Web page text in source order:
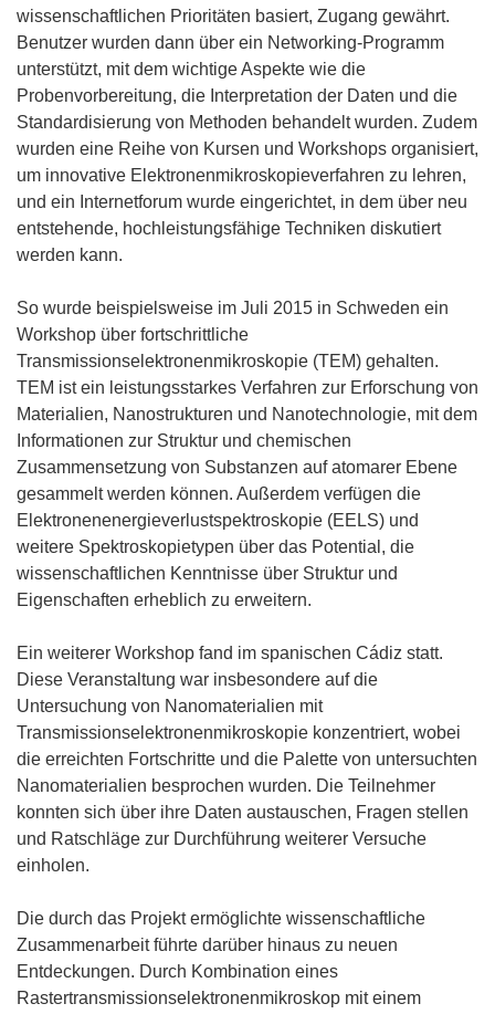
wissenschaftlichen Prioritäten basiert, Zugang gewährt.
Benutzer wurden dann über ein Networking-Programm
unterstützt, mit dem wichtige Aspekte wie die
Probenvorbereitung, die Interpretation der Daten und die
Standardisierung von Methoden behandelt wurden. Zudem
wurden eine Reihe von Kursen und Workshops organisiert,
um innovative Elektronenmikroskopieverfahren zu lehren,
und ein Internetforum wurde eingerichtet, in dem über neu
entstehende, hochleistungsfähige Techniken diskutiert
werden kann.
So wurde beispielsweise im Juli 2015 in Schweden ein
Workshop über fortschrittliche
Transmissionselektronenmikroskopie (TEM) gehalten.
TEM ist ein leistungsstarkes Verfahren zur Erforschung von
Materialien, Nanostrukturen und Nanotechnologie, mit dem
Informationen zur Struktur und chemischen
Zusammensetzung von Substanzen auf atomarer Ebene
gesammelt werden können. Außerdem verfügen die
Elektronenenergieverlustspektroskopie (EELS) und
weitere Spektroskopietypen über das Potential, die
wissenschaftlichen Kenntnisse über Struktur und
Eigenschaften erheblich zu erweitern.
Ein weiterer Workshop fand im spanischen Cádiz statt.
Diese Veranstaltung war insbesondere auf die
Untersuchung von Nanomaterialien mit
Transmissionselektronenmikroskopie konzentriert, wobei
die erreichten Fortschritte und die Palette von untersuchten
Nanomaterialien besprochen wurden. Die Teilnehmer
konnten sich über ihre Daten austauschen, Fragen stellen
und Ratschläge zur Durchführung weiterer Versuche
einholen.
Die durch das Projekt ermöglichte wissenschaftliche
Zusammenarbeit führte darüber hinaus zu neuen
Entdeckungen. Durch Kombination eines
Rastertransmissionselektronenmikroskop mit einem